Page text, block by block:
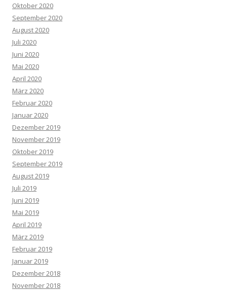
Oktober 2020
September 2020
August 2020
Juli 2020
Juni 2020
Mai 2020
April 2020
März 2020
Februar 2020
Januar 2020
Dezember 2019
November 2019
Oktober 2019
September 2019
August 2019
Juli 2019
Juni 2019
Mai 2019
April 2019
März 2019
Februar 2019
Januar 2019
Dezember 2018
November 2018